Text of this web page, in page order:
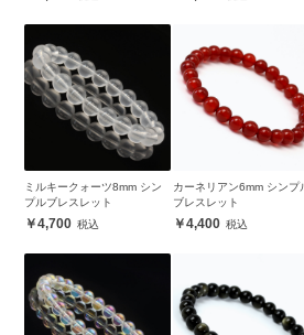
ミルキークォーツ8mm シン
プルブレスレット
4,700
カーネリアン6mm シンプ
ブレスレット
4,400